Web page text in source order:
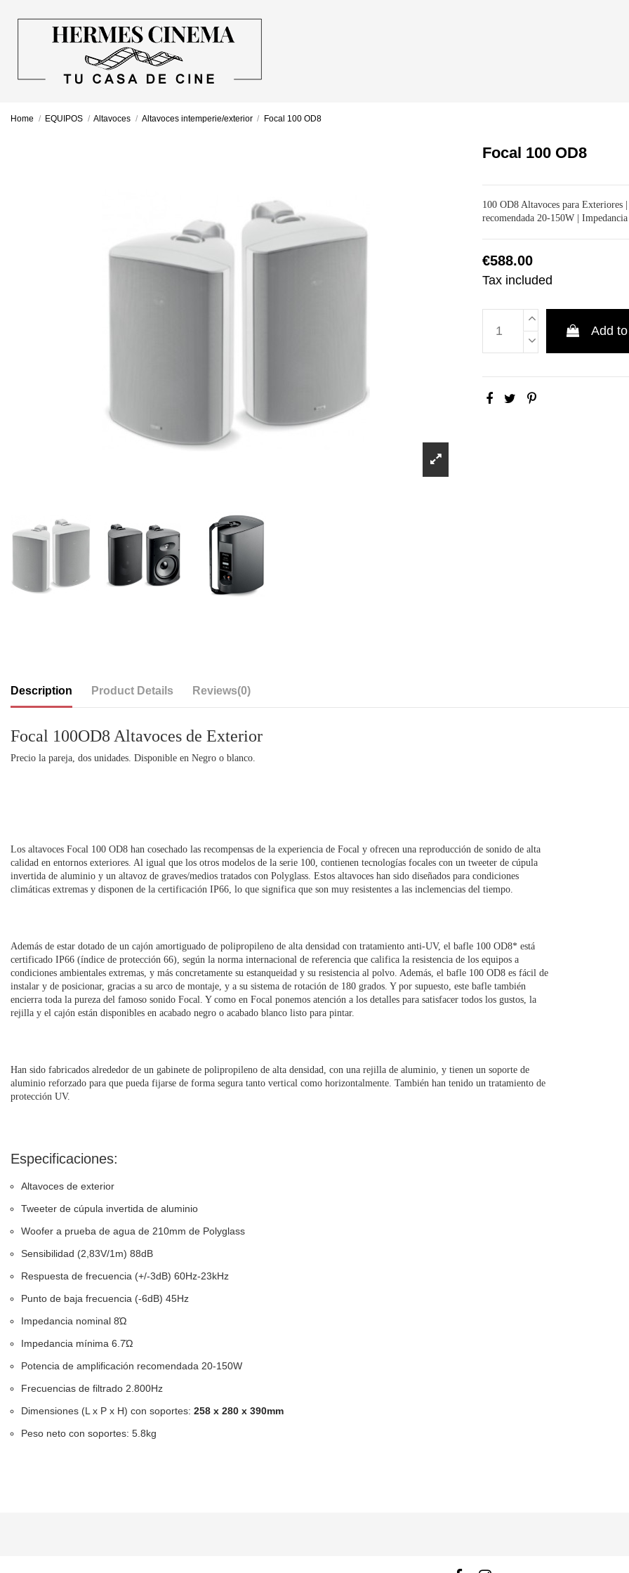
Home EQUIPOS Altavoces Altavoces intemperie/exterior Focal 100 OD8
Focal 100 OD8
100 OD8 Altavoces para Exteriores
recomendada 20-150W |
€588.00
Tax included
Add
Description Product Details Reviews(0)
Focal 100OD8 Altavoces de Exterior
Precio la pareja, dos unidades. Disponible en Negro o blanco.
Los altavoces Focal 100 OD8 han cosechado las recompensas de la experiencia de Focal y ofrecen una reproducción de sonido de alta
calidad en entornos exteriores. Al igual que los otros modelos de la serie 100, contienen tecnologías focales con un tweeter de cúpula
invertida de aluminio y un altavoz de graves/medios tratados con Polyglass. Estos altavoces han sido diseñados para condiciones
climáticas extremas y disponen de la certificación IP66, lo que significa que son muy resistentes a las inclemencias del tiempo.
Además de estar dotado de un cajón amortiguado de polipropileno de alta densidad con tratamiento anti-UV, el bafle 100 OD8* está
certificado IP66 (índice de protección 66), según la norma internacional de referencia que califica la resistencia de los equipos a
condiciones ambientales extremas, y más concretamente su estanqueidad y su resistencia al polvo. Además, el bafle 100 OD8 es fácil de
instalar y de posicionar, gracias a su arco de montaje, y a su sistema de rotación de 180 grados. Y por supuesto, este bafle también
encierra toda la pureza del famoso sonido Focal. Y como en Focal ponemos atención a los detalles para satisfacer todos los gustos, la
rejilla y el cajón están disponibles en acabado negro o acabado blanco listo para pintar.
Han sido fabricados alrededor de un gabinete de polipropileno de alta densidad, con una rejilla de aluminio, y tienen un soporte de
aluminio reforzado para que pueda fijarse de forma segura tanto vertical como horizontalmente. También han tenido un tratamiento de
protección UV.
Especificaciones:
Altavoces de exterior
Tweeter de cúpula invertida de aluminio
Woofer a prueba de agua de 210mm de Polyglass
Sensibilidad (2,83V/1m) 88dB
Respuesta de frecuencia (+/-3dB) 60Hz-23kHz
Punto de baja frecuencia (-6dB) 45Hz
Impedancia nominal 8Ώ
Impedancia mínima 6.7Ώ
Potencia de amplificación recomendada 20-150W
Frecuencias de filtrado 2.800Hz
Dimensiones (L x P x H) con soportes: 258 x 280 x 390mm
Peso neto con soportes: 5.8kg